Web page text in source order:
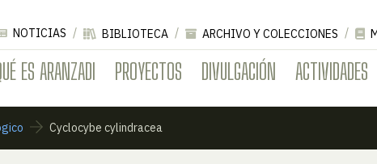
ES ARANZADI PROYECTOS DIVULGACIÓN ACTIVIDADES
NOTICIAS BIBLIOTECA ARCHIVO Y COLECCIONES
Cyclocybe cylindracea